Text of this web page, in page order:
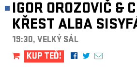
IGOR OROZOVIČ &
KŘEST ALBA
19:30, VELKÝ SÁL
KUP TEĎ!